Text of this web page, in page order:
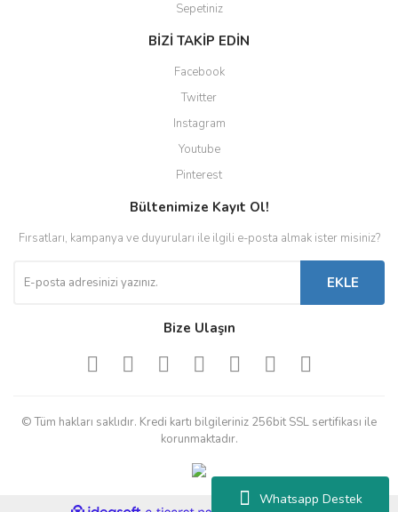
Whatsapp Destek
Sepetiniz
BİZİ TAKİP EDİN
Facebook
Twitter
Instagram
Youtube
Pinterest
Bültenimize Kayıt Ol!
Fırsatları, kampanya ve duyuruları ile ilgili e-posta almak ister misiniz?
EKLE
Bize Ulaşın
© Tüm hakları saklıdır. Kredi kartı bilgileriniz 256bit SSL sertifikası ile
korunmaktadır.